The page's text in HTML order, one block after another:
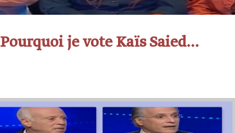
Pourquoi je vote Kaïs Saied…